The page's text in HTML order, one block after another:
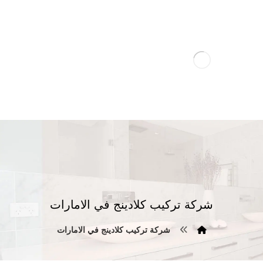
شركة تركيب كلادينج في الامارات
شركة تركيب كلادينج في الامارات